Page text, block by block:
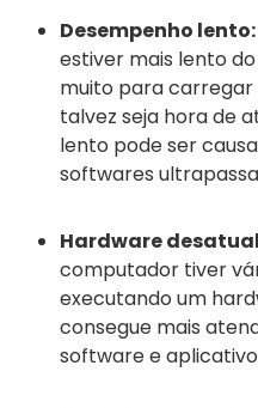
Desempenho lento:
estiver mais lento
muito para carregar
talvez seja hora de
lento pode ser
softwares
Hardware
computador tiver
executando um
consegue mais
software e